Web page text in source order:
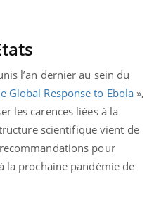
l’an dernier au sein du
Global Response to Ebola »,
les carences liées à la
scientifique vient de
pour
la prochaine pandémie de